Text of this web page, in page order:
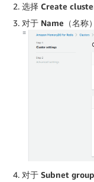
选择 Create
对于 Name （名称
对于 Subnet